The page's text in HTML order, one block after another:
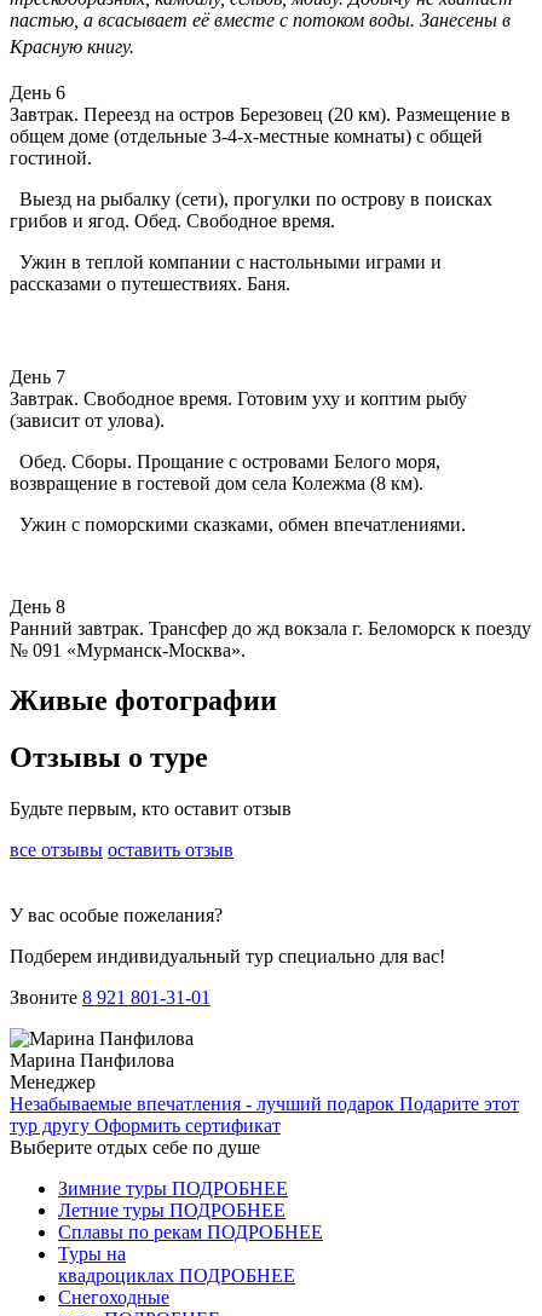
пастью, а всасывает её вместе с потоком воды. Занесены в
Красную книгу.
День 6
Завтрак. Переезд на остров Березовец (20 км). Размещение в
общем доме (отдельные 3-4-х-местные комнаты) с общей
гостиной.
Выезд на рыбалку (сети), прогулки по острову в поисках
грибов и ягод. Обед. Свободное время.
Ужин в теплой компании с настольными играми и
рассказами о путешествиях. Баня.
День 7
Завтрак. Свободное время. Готовим уху и коптим рыбу
(зависит от улова).
Обед. Сборы. Прощание с островами Белого моря,
возвращение в гостевой дом села Колежма (8 км).
Ужин с поморскими сказками, обмен впечатлениями.
День 8
Ранний завтрак. Трансфер до жд вокзала г. Беломорск к поезду
№ 091 «Мурманск-Москва».
Живые фотографии
Отзывы о туре
Будьте первым, кто оставит отзыв
все отзывы оставить отзыв
У вас особые пожелания?
Подберем индивидуальный тур специально для вас!
Звоните 8 921 801-31-01
Марина Панфилова
Менеджер
Незабываемые впечатления - лучший подарок Подарите этот
тур другу Оформить сертификат
Выберите отдых себе по душе
Зимние туры ПОДРОБНЕЕ
Летние туры ПОДРОБНЕЕ
Сплавы по рекам ПОДРОБНЕЕ
Туры на
квадроциклах ПОДРОБНЕЕ
Снегоходные